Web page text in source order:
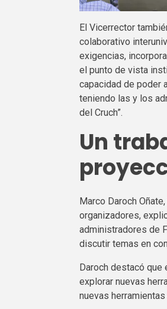
El Vicerrector
colaborativo
exigencias,
el punto de vista
capacidad de poder
teniendo las y los
del Cruch”.
Un
Marco Daroch
organizadores,
administradores de
discutir temas en
Daroch destacó que
explorar nuevas
nuevas